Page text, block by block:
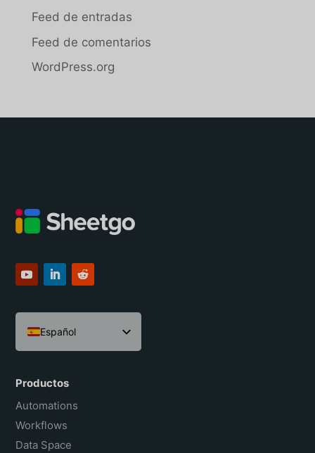
Feed de entradas
Feed de comentarios
WordPress.org
Español
English
Português do Brasil
Français
Productos
Automations
Workflows
Data Space